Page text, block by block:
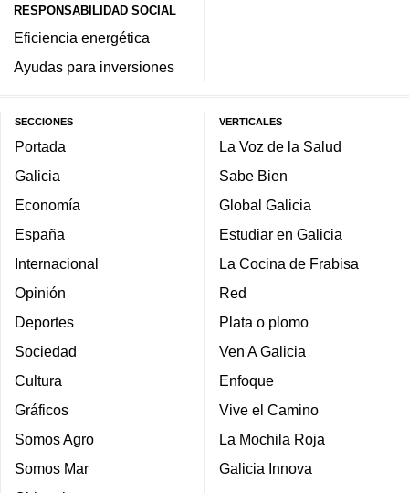
RESPONSABILIDAD SOCIAL
Eficiencia energética
Ayudas para inversiones
SECCIONES
Portada
Galicia
Economía
España
Internacional
Opinión
Deportes
Sociedad
Cultura
Gráficos
Somos Agro
Somos Mar
VERTICALES
La Voz de la Salud
Sabe Bien
Global Galicia
Estudiar en Galicia
La Cocina de Frabisa
Red
Plata o plomo
Ven A Galicia
Enfoque
Vive el Camino
La Mochila Roja
Galicia Innova